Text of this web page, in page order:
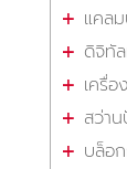
แคล
ดิจิทั
เครื่
สว่า
บล็อ